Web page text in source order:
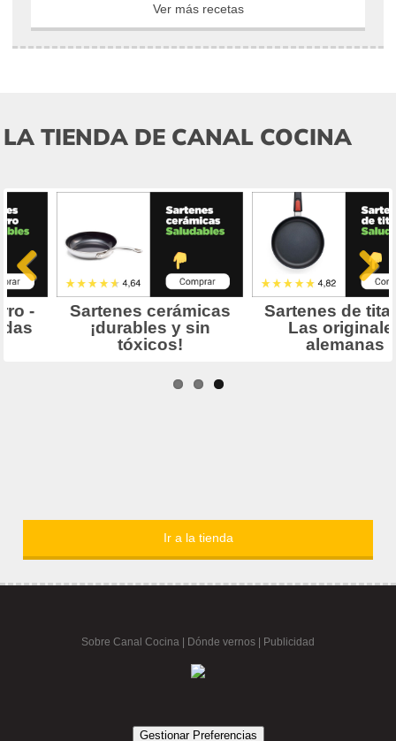
Ver más recetas
LA TIENDA DE CANAL COCINA
Ir a la tienda
Sobre Canal Cocina Dónde vernos | Publicidad
Gestionar Preferencias